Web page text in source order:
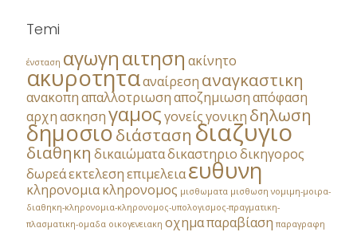
Temi
ένσταση αγωγηαιτηση ακίνητο
ακυροτητααναίρεση αναγκαστικη
ανακοπηαπαλλοτριωσηαποζημιωσηαπόφαση
αρχηασκησηγαμοςγονείςγονικη δηλωση
δημοσιοδιάσταση διαζυγιο
διαθηκη δικαιώματαδικαστηριοδικηγορος
δωρεάεκτελεσηεπιμελειαευθυνη
κληρονομιακληρονομος μισθωματα μισθωση νομιμη-μοιρα-
διαθηκη-κληρονομια-κληρονομος-υπολογισμος-πραγματικη-
πλασματικη-ομαδα οικογενειακη οχημαπαραβίαση παραγραφη